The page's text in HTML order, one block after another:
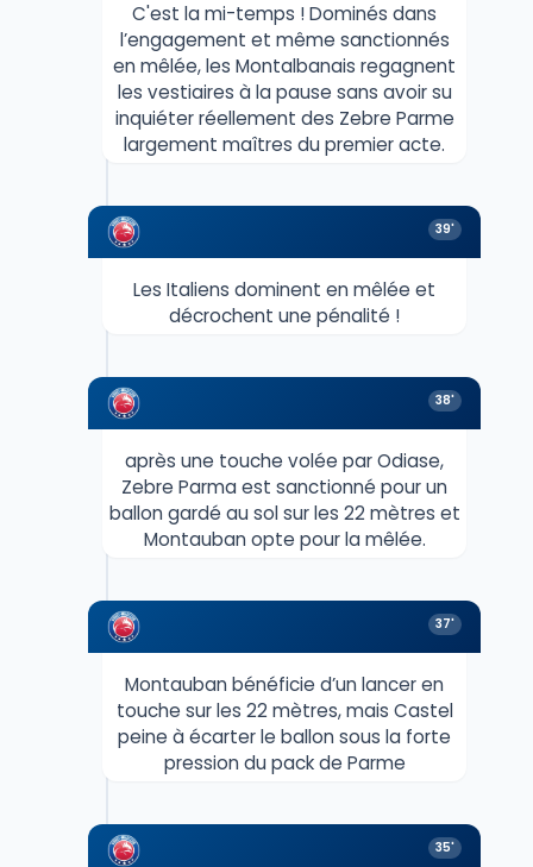
C'est la mi-temps ! Dominés dans
l’engagement et même sanctionnés
en mêlée, les Montalbanais regagnent
les vestiaires à la pause sans avoir su
inquiéter réellement des Zebre Parme
largement maîtres du premier acte.
39'
Les Italiens dominent en mêlée et
décrochent une pénalité !
38'
après une touche volée par Odiase,
Zebre Parma est sanctionné pour un
ballon gardé au sol sur les 22 mètres et
Montauban opte pour la mêlée.
37'
Montauban bénéficie d’un lancer en
touche sur les 22 mètres, mais Castel
peine à écarter le ballon sous la forte
pression du pack de Parme
35'